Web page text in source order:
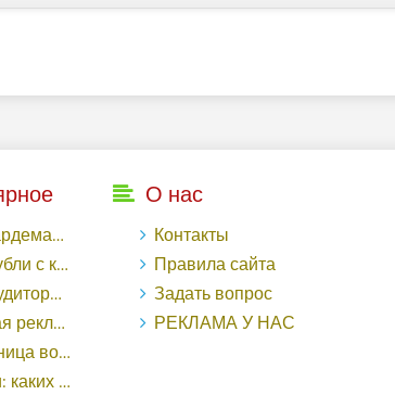
дней - «Надо знать»
ERC20 (USDT)?
Ads - «Заработок»
нужно ли - «Заработок»
цене 38 рублей - «Заработок»
- «Заработок»
О нас
Контакты
Правила сайта
Задать вопрос
РЕКЛАМА У НАС